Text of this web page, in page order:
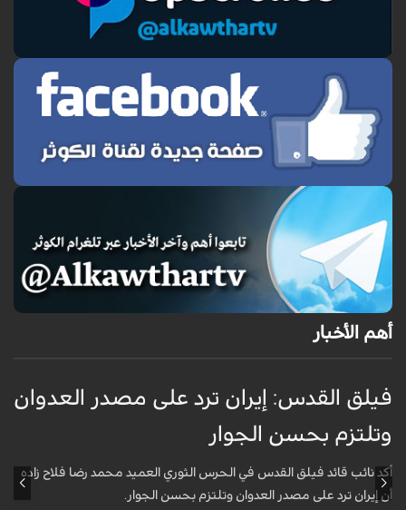
أهم الأخبار
فيلق القدس: إيران ترد على مصدر العدوان
وتلتزم بحسن الجوار
أكد نائب قائد فيلق القدس في الحرس الثوري العميد محمد رضا فلاح زاده
أن إيران ترد على مصدر العدوان وتلتزم بحسن الجوار.